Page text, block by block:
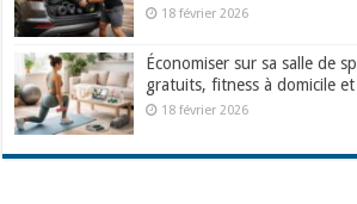
18 février 2026
Économiser sur sa salle de
gratuits, fitness à domicile et
18 février 2026